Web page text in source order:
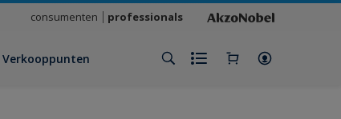
consumenten professionals
Verkooppunten